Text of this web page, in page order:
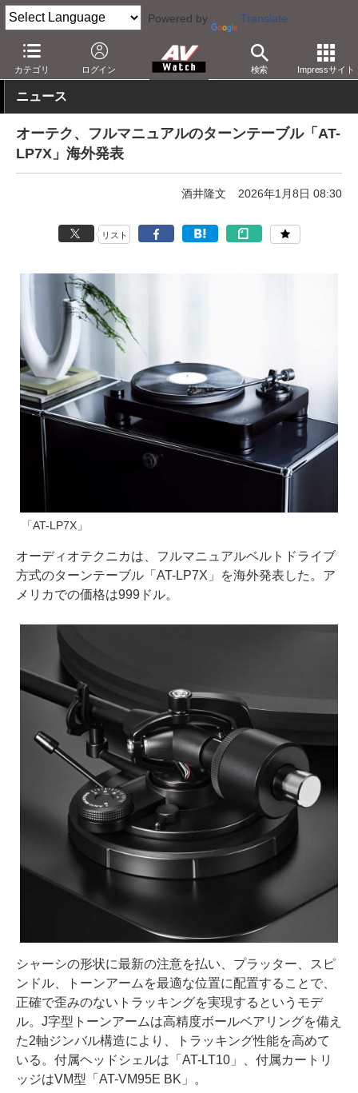
Powered by Translate
カテゴリ ログイン 検索 Impressサイト
AV Watch 製品 レコードプレーヤー
ニュース
オーテク、フルマニュアルのターンテーブル「AT-
LP7X」海外発表
酒井隆文 2026年1月8日 08:30
リスト
「AT-LP7X」
オーディオテクニカは、フルマニュアルベルトドライブ
方式のターンテーブル「AT-LP7X」を海外発表した。ア
メリカでの価格は999ドル。
シャーシの形状に最新の注意を払い、プラッター、スピ
ンドル、トーンアームを最適な位置に配置することで、
正確で歪みのないトラッキングを実現するというモデ
ル。J字型トーンアームは高精度ボールベアリングを備え
た2軸ジンバル構造により、トラッキング性能を高めて
いる。付属ヘッドシェルは「AT-LT10」、付属カートリ
ッジはVM型「AT-VM95E BK」。